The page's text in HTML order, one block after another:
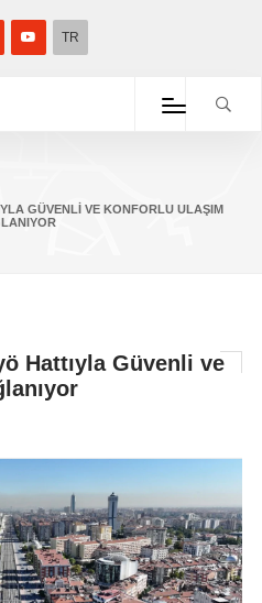
TR
GÜVENLI VE KONFORLU ULAŞIM
Hattıyla Güvenli ve